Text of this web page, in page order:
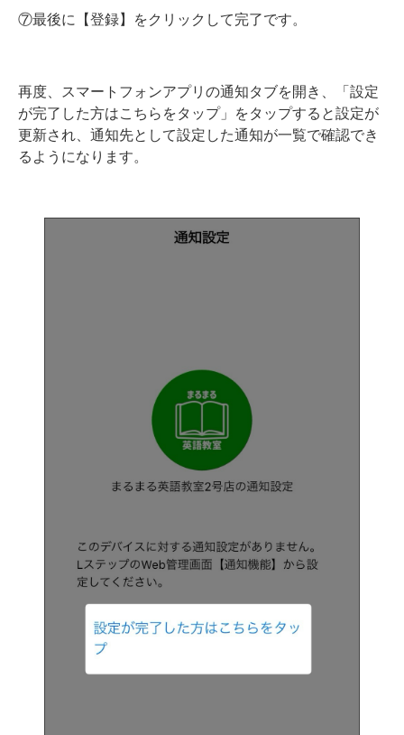
⑦最後に【登録】をクリックして完了です。
再度、スマートフォンアプリの通知タブを開き、「設定
が完了した方はこちらをタップ」をタップすると設定が
更新され、通知先として設定した通知が一覧で確認でき
るようになります。